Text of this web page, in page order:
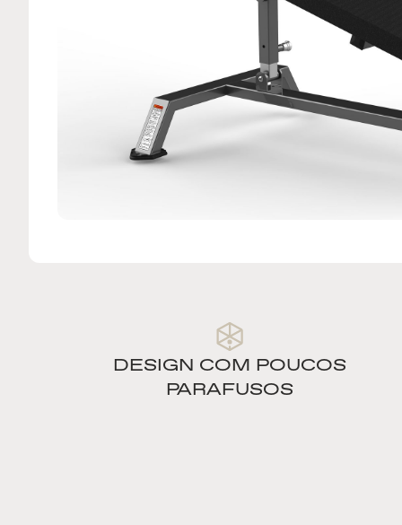
DESIGN COM POUCOS
PARAFUSOS